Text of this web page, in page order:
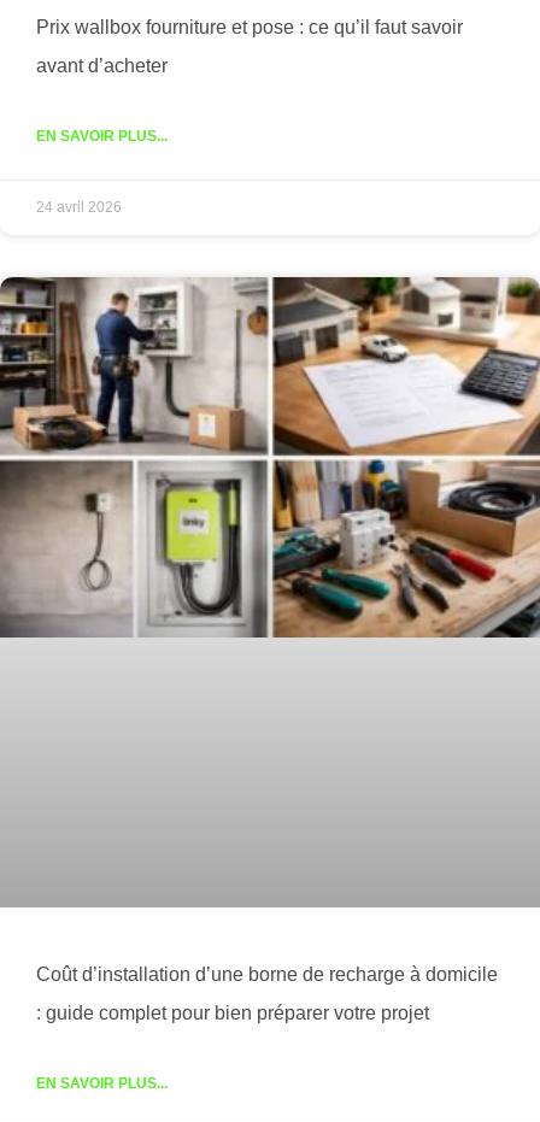
Prix wallbox fourniture et pose : ce qu’il faut savoir
avant d’acheter
EN SAVOIR PLUS...
24 avril 2026
Coût d’installation d’une borne de recharge à domicile
: guide complet pour bien préparer votre projet
EN SAVOIR PLUS...